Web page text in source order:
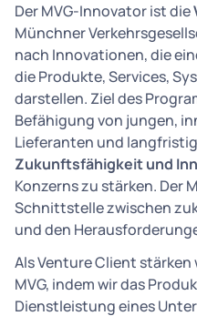
Der MVG-Innovator ist die
Münchner
nach Innovationen, die
die Produkte, Services,
darstellen. Ziel des
Befähigung von jungen,
Lieferanten und
Zukunftsfähigkeit und
Konzerns zu stärken. Der
Schnittstelle zwischen
und den
Als Venture Client
MVG, indem wir das
Dienstleistung eines